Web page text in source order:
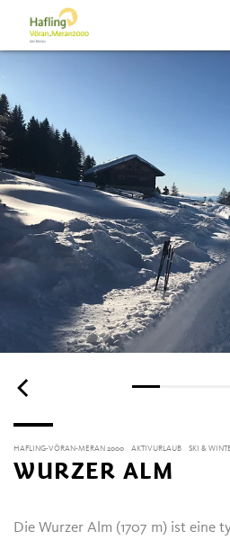
HAFLING-VÖRAN-MERAN 2000 AKTIVURLAUB SKI &
WURZER ALM
Die Wurzer Alm (1707 m) ist eine